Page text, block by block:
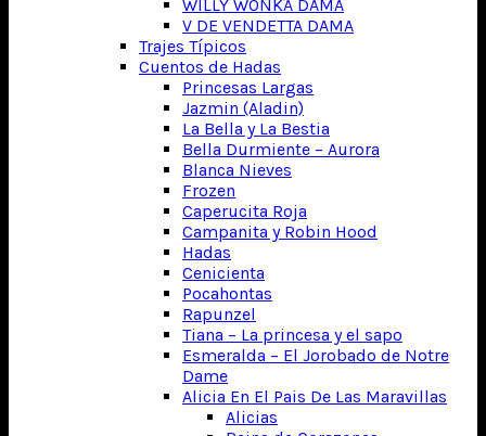
WILLY WONKA DAMA
V DE VENDETTA DAMA
Trajes Típicos
Cuentos de Hadas
Princesas Largas
Jazmin (Aladin)
La Bella y La Bestia
Bella Durmiente – Aurora
Blanca Nieves
Frozen
Caperucita Roja
Campanita y Robin Hood
Hadas
Cenicienta
Pocahontas
Rapunzel
Tiana – La princesa y el sapo
Esmeralda – El Jorobado de Notre
Dame
Alicia En El Pais De Las Maravillas
Alicias